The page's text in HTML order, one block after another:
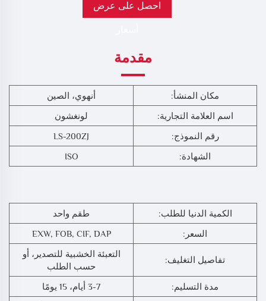
احصل على عرض
مقدمة
مكان المنشأ:
أنهوي، الصين
اسم العلامة التجارية:
لونغشون
رقم النموذج:
LS-200ZJ
الشهادة:
ISO
الكمية الدنيا للطلب:
طقم واحد
السعر:
EXW, FOB, CIF, DAP
تفاصيل التغليف:
التعبئة الخشبية للتصدير، أو
حسب الطلب
مدة التسليم:
3-7 أيام، 15 يومًا